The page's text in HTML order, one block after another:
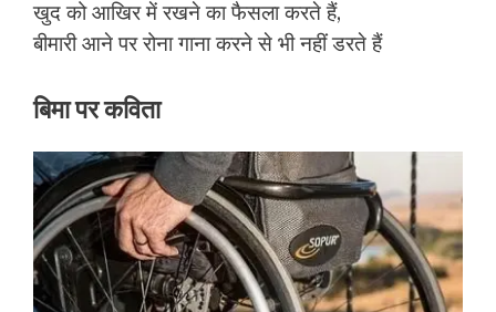
खुद को आखिर में रखने का फैसला करते हैं,
बीमारी आने पर रोना गाना करने से भी नहीं डरते हैं
बिमा पर कविता